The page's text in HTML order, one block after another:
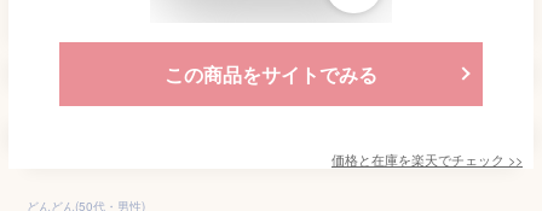
この商品をサイトでみる
価格と在庫を楽天でチェック >>
どんどん(50代・男性)